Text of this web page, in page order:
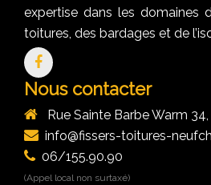
expertise dans les domaines
toitures, des bardages et de
Nous contacter
Rue Sainte Barbe Warm
info@fissers-toitures-
06/155.90.90
(Appel local non surtaxé)